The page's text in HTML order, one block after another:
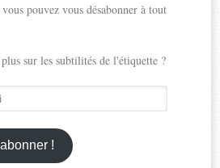
pouvez vous désabonner à tout
sur les subtilités de l'étiquette ?
!